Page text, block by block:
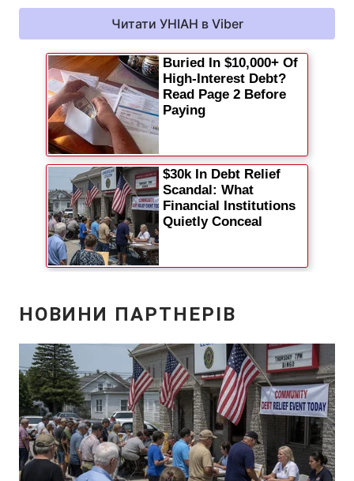
Читати УНІАН в Viber